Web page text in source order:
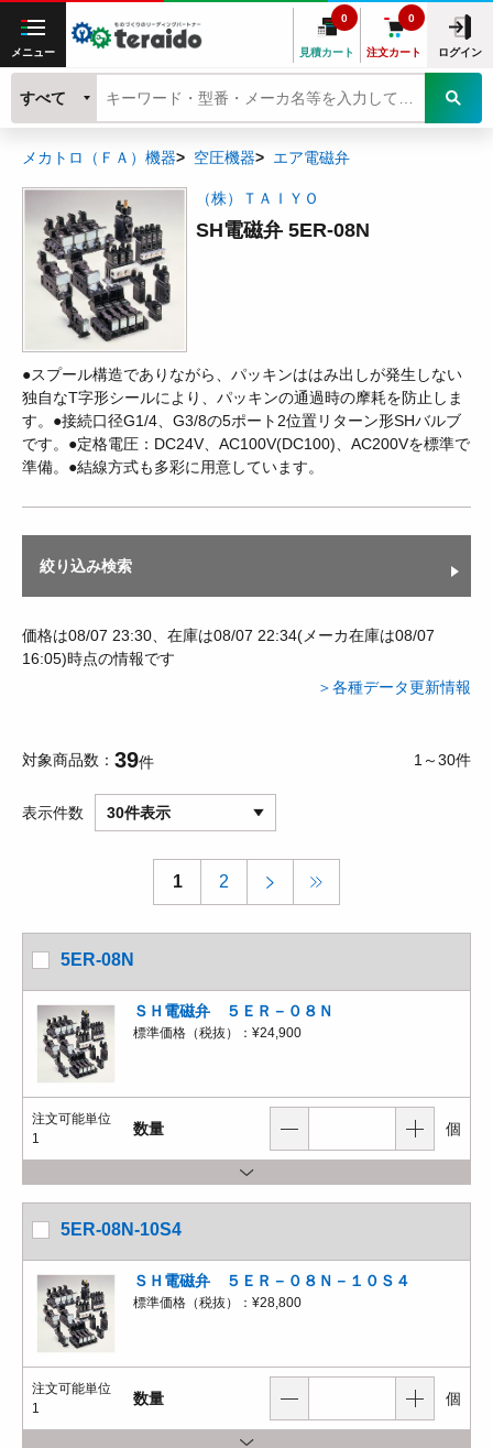
メニュー 見積カート
0
注文カート
0
ログイン
すべて
メカトロ（ＦＡ）機器 空圧機器 エア電磁弁
（株）ＴＡＩＹＯ
SH電磁弁 5ER-08N
●スプール構造でありながら、パッキンははみ出しが発生しない
独自なT字形シールにより、パッキンの通過時の摩耗を防止しま
す。●接続口径G1/4、G3/8の5ポート2位置リターン形SHバルブ
です。●定格電圧：DC24V、AC100V(DC100)、AC200Vを標準で
準備。●結線方式も多彩に用意しています。
絞り込み検索
価格は08/07 23:30、在庫は08/07 22:34(メーカ在庫は08/07
16:05)時点の情報です
＞各種データ更新情報
対象商品数 39件 1～30件
表示件数 30件表示
1 2
5ER-08N
ＳＨ電磁弁 ５ＥＲ－０８Ｎ
標準価格（税抜）： ¥24,900
注文可能単位
1
数量 個
5ER-08N-10S4
ＳＨ電磁弁 ５ＥＲ－０８Ｎ－１０Ｓ４
標準価格（税抜）： ¥28,800
注文可能単位
1
数量 個